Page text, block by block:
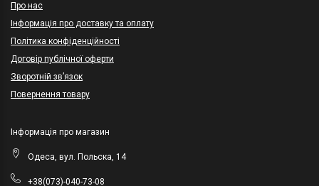
Про нас
Інформація про доставку та оплату
Політика конфіденційності
Договір публічної оферти
Зворотній зв’язок
Повернення товару
Інформація про магазин
Одеса, вул. Польска, 14
+38(073)-040-73-08